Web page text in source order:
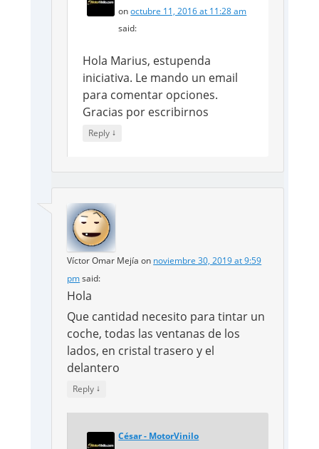
onoctubre 11, 2016 at 11:28 am
said:
Hola Marius, estupenda
iniciativa. Le mando un email
para comentar opciones.
Gracias por escribirnos
Reply ↓
Víctor Omar Mejía on noviembre 30, 2019 at 9:59
pmsaid:
Hola
Que cantidad necesito para tintar un
coche, todas las ventanas de los
lados, en cristal trasero y el
delantero
Reply ↓
César - MotorVinilo